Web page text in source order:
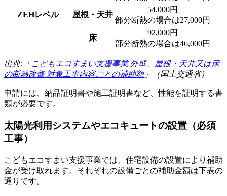
ZEHレベル 屋根・天井
54,000円
部分断熱の場合は27,000円
床
92,000円
部分断熱の場合は46,000円
出典:「 こどもエコすまい支援事業 外壁、屋根・天井又は床
の断熱改修 対象工事内容ごとの補助額」（国土交通省）
申請には、納品証明書や施工証明書など、性能を証明する書
類が必要です。
太陽光利用システムやエコキュートの設置（必須
工事）
こどもエコすまい支援事業では、住宅設備の設置により補助
金が受け取れます。それぞれの設備ごとの補助金額は下表の
通りです。